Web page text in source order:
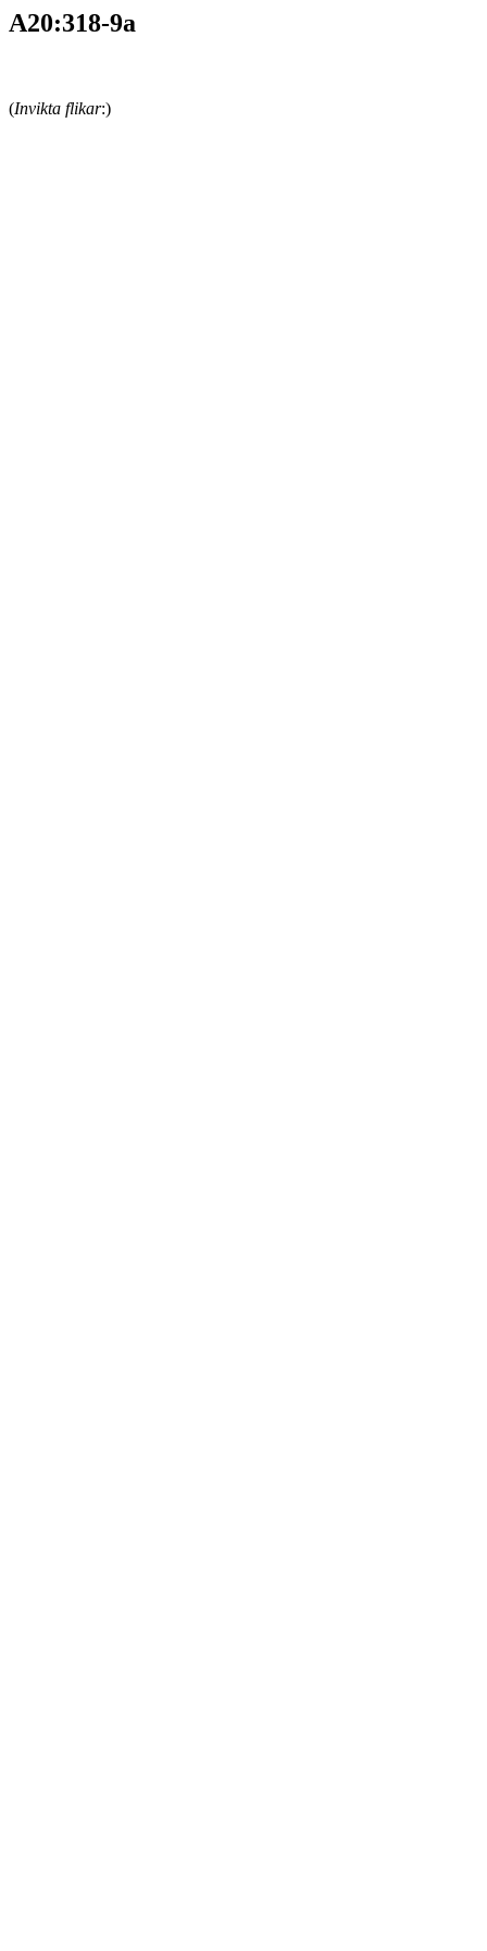
A20:318-9a
(Invikta flikar:)